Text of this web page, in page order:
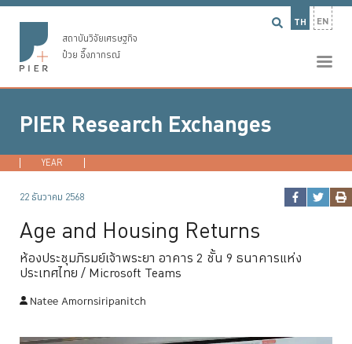
TH EN
สถาบันวิจัยเศรษฐกิจ
ป๋วย อึ๊งภากรณ์
PIER Research Exchanges
YEAR
22 ธันวาคม 2568
Age and Housing Returns
ห้องประชุมภิรมย์เจ้าพระยา อาคาร 2 ชั้น 9 ธนาคารแห่ง
ประเทศไทย / Microsoft Teams
Natee Amornsiripanitch